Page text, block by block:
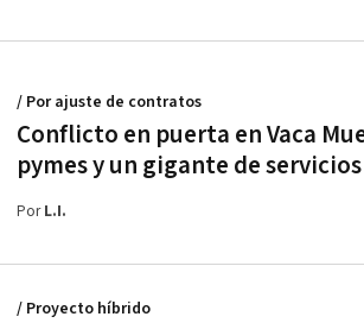
Conflicto en puerta en Vaca
pymes y un gigante de servicios
/ Por ajuste de contratos
PorL.I.
/ Proyecto híbrido